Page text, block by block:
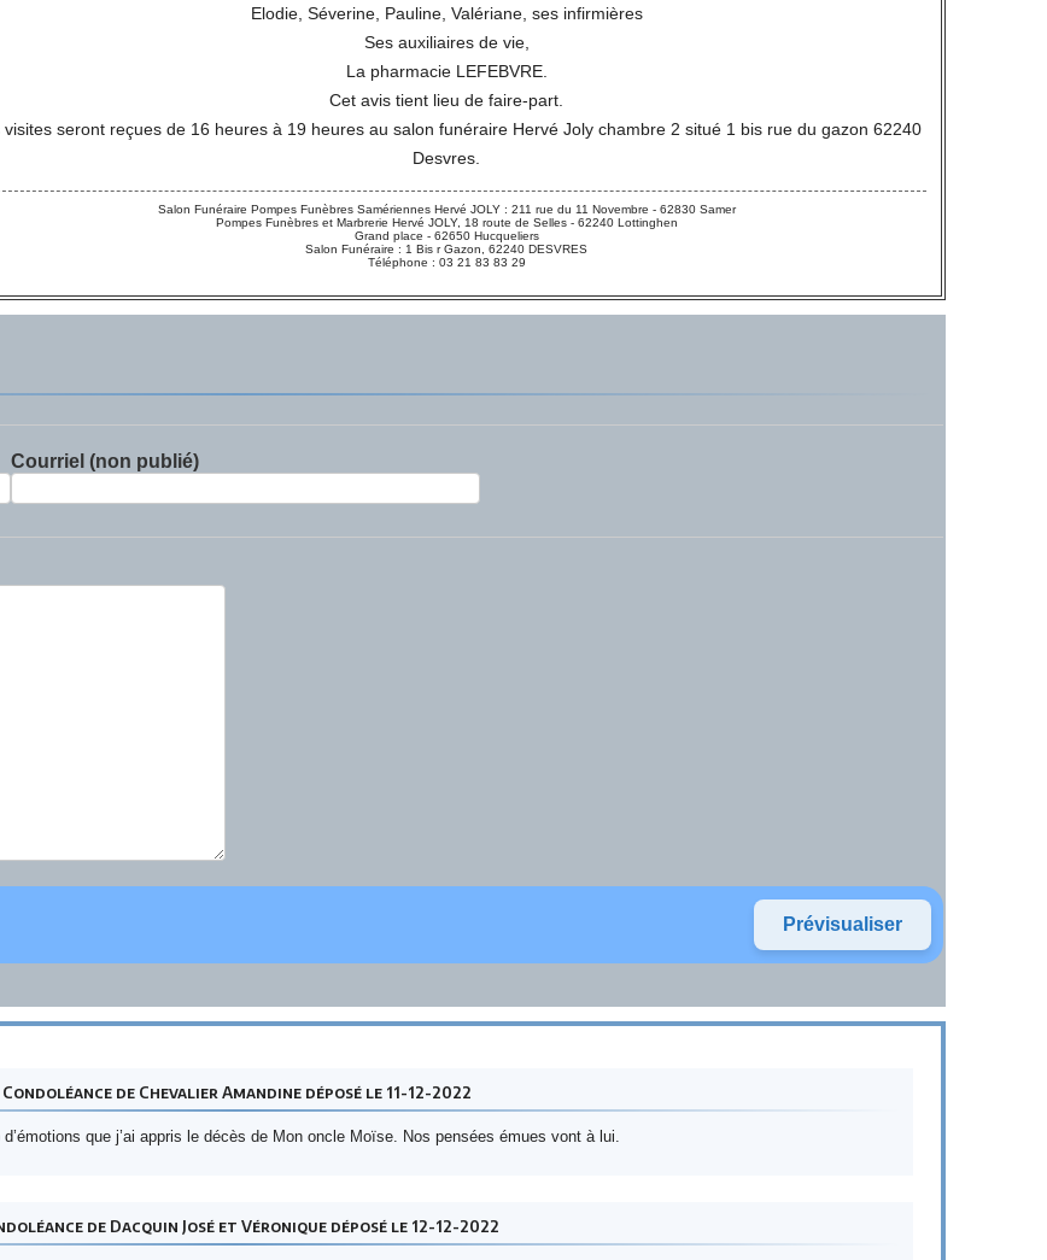
Elodie, Séverine, Pauline, Valériane, ses infirmières
Ses auxiliaires de vie,
La pharmacie LEFEBVRE.
Cet avis tient lieu de faire-part.
visites seront reçues de 16 heures à 19 heures au salon funéraire Hervé Joly chambre 2 situé 1 bis rue du gazon 62240
Desvres.
Salon Funéraire Pompes Funèbres Samériennes Hervé JOLY : 211 rue du 11 Novembre - 62830 Samer
Pompes Funèbres et Marbrerie Hervé JOLY, 18 route de Selles - 62240 Lottinghen
Grand place - 62650 Hucqueliers
Salon Funéraire : 1 Bis r Gazon, 62240 DESVRES
Téléphone : 03 21 83 83 29
Courriel (non publié)
Condoléance de Chevalier Amandine déposé le 11-12-2022
d’émotions que j’ai appris le décès de Mon oncle Moïse. Nos pensées émues vont à lui.
de Dacquin José et Véronique déposé le 12-12-2022